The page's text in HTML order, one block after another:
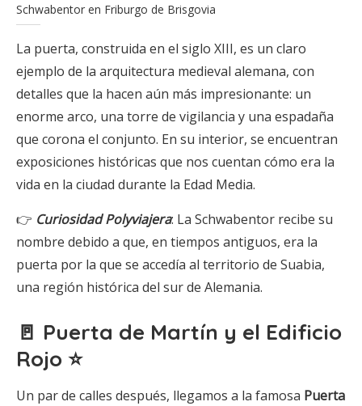
Schwabentor en Friburgo de Brisgovia
La puerta, construida en el siglo XIII, es un claro
ejemplo de la arquitectura medieval alemana, con
detalles que la hacen aún más impresionante: un
enorme arco, una torre de vigilancia y una espadaña
que corona el conjunto. En su interior, se encuentran
exposiciones históricas que nos cuentan cómo era la
vida en la ciudad durante la Edad Media.
👉 Curiosidad Polyviajera: La Schwabentor recibe su
nombre debido a que, en tiempos antiguos, era la
puerta por la que se accedía al territorio de Suabia,
una región histórica del sur de Alemania.
🚪 Puerta de Martín y el Edificio
Rojo ⭐
Un par de calles después, llegamos a la famosa Puerta